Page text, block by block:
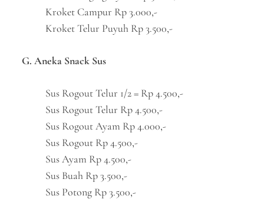
Kroket Campur Rp 3.000,-
Kroket Telur Puyuh Rp 3.500,-
G. Aneka Snack Sus
Sus Rogout Telur 1/2 = Rp 4.500,-
Sus Rogout Telur Rp 4.500,-
Sus Rogout Ayam Rp 4.000,-
Sus Rogout Rp 4.500,-
Sus Ayam Rp 4.500,-
Sus Buah Rp 3.500,-
Sus Potong Rp 3.500,-